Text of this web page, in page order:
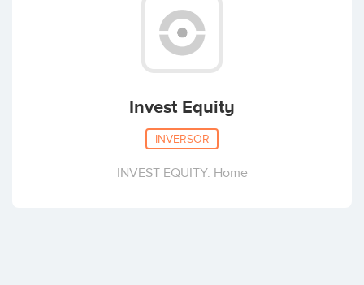
Invest Equity
INVERSOR
INVEST EQUITY: Home